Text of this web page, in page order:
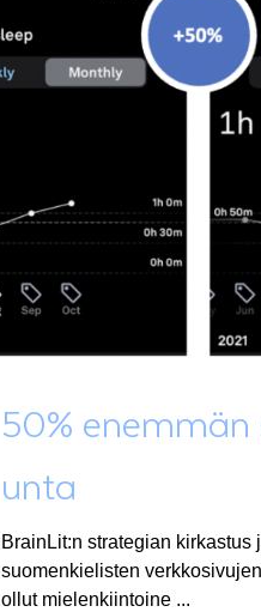
50% enemmän
unta
BrainLit:n strategian kirkastus
suomenkielisten
ollut mielenkiintoine ...